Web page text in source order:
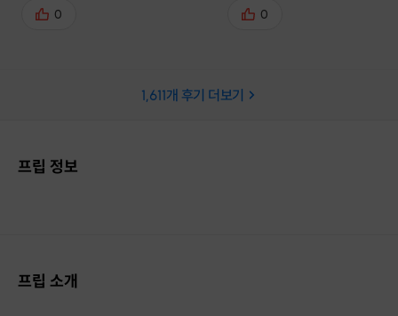
0 0
1,611개 후기 더보기
프립 정보
프립 소개